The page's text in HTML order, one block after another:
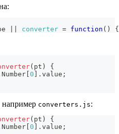
converter = function ( ) {
( pt )
{
Number [0 ] . value ;
например converters.js:
( pt )
{
Number [0 ] . value ;